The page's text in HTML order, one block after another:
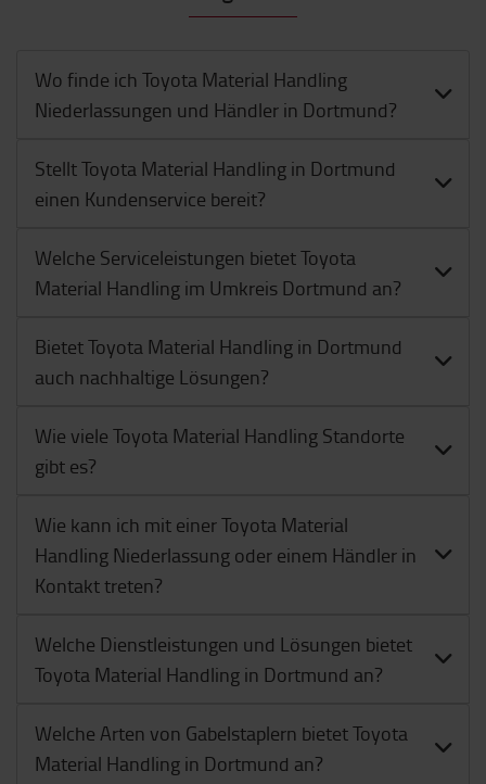
Wo finde ich Toyota Material Handling
Niederlassungen und Händler in Dortmund?
Stellt Toyota Material Handling in Dortmund
einen Kundenservice bereit?
Welche Serviceleistungen bietet Toyota
Material Handling im Umkreis Dortmund an?
Bietet Toyota Material Handling in Dortmund
auch nachhaltige Lösungen?
Wie viele Toyota Material Handling Standorte
gibt es?
Wie kann ich mit einer Toyota Material
Handling Niederlassung oder einem Händler in
Kontakt treten?
Welche Dienstleistungen und Lösungen bietet
Toyota Material Handling in Dortmund an?
Welche Arten von Gabelstaplern bietet Toyota
Material Handling in Dortmund an?